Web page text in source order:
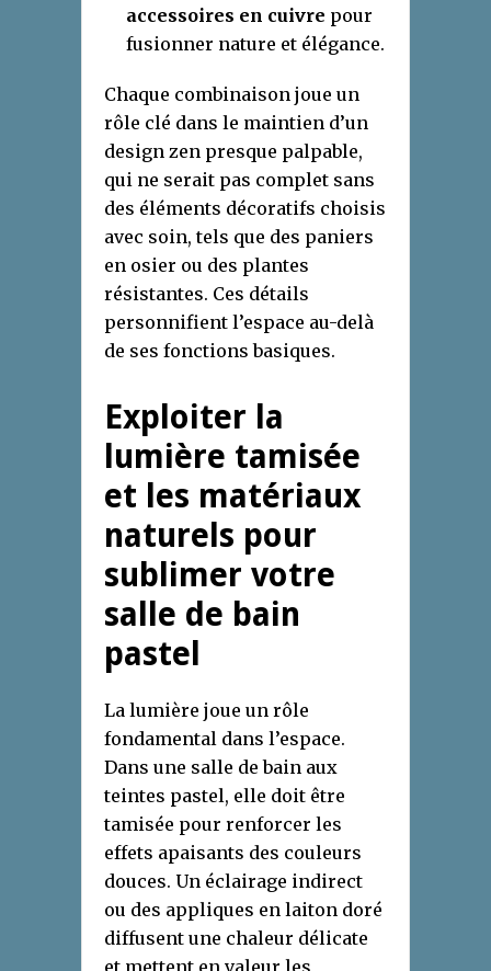
accessoires en cuivre pour
fusionner nature et élégance.
Chaque combinaison joue un
rôle clé dans le maintien d’un
design zen presque palpable,
qui ne serait pas complet sans
des éléments décoratifs choisis
avec soin, tels que des paniers
en osier ou des plantes
résistantes. Ces détails
personnifient l’espace au-delà
de ses fonctions basiques.
Exploiter la
lumière tamisée
et les matériaux
naturels pour
sublimer votre
salle de bain
pastel
La lumière joue un rôle
fondamental dans l’espace.
Dans une salle de bain aux
teintes pastel, elle doit être
tamisée pour renforcer les
effets apaisants des couleurs
douces. Un éclairage indirect
ou des appliques en laiton doré
diffusent une chaleur délicate